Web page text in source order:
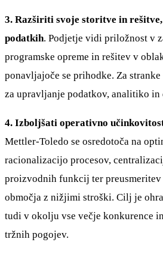
3. Razširiti svoje storitve in
podatkih. Podjetje vidi priložnost v
programske opreme in rešitev v
ponavljajoče se prihodke. Za
za upravljanje podatkov, analitiko in
4. Izboljšati operativno
Mettler-Toledo se osredotoča na
racionalizacijo procesov,
proizvodnih funkcij ter
območja z nižjimi stroški. Cilj je
tudi v okolju vse večje konkurence
tržnih pogojev.